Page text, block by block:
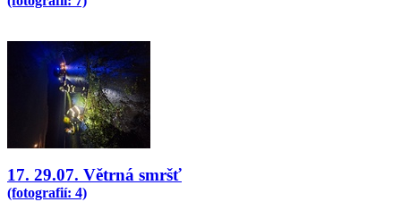
17. 29.07. Větrná smršť
(fotografií: 4)